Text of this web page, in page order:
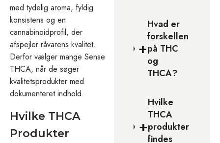
med tydelig aroma, fyldig
konsistens og en
cannabinoidprofil, der
afspejler råvarens kvalitet.
Derfor vælger mange Sense
THCA, når de søger
kvalitetsprodukter med
dokumenteret indhold.
Hvilke THCA
Produkter
+
Hvad er
forskellen
på THC
og
THCA?
+
Hvilke
THCA
produkter
findes